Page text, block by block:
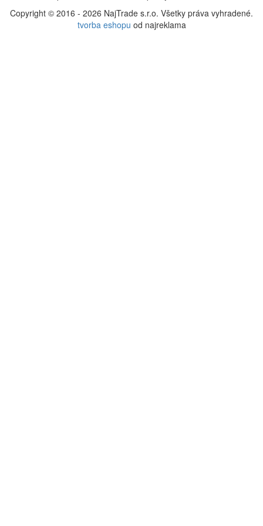
Copyright © 2016 - 2026 NajTrade s.r.o. Všetky práva vyhradené.
tvorba eshopu od najreklama